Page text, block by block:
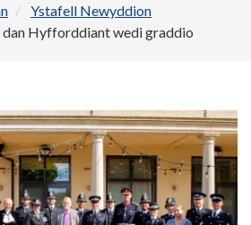
Ystafell Newyddion
dan Hyfforddiant wedi graddio